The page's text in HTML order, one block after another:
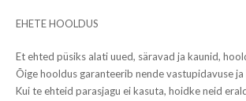
EHETE HOOLDUS
Et ehted püsiks alati uued, säravad ja kaunid,
Õige hooldus garanteerib nende vastupidavuse ja
Kui te ehteid parasjagu ei kasuta, hoidke neid